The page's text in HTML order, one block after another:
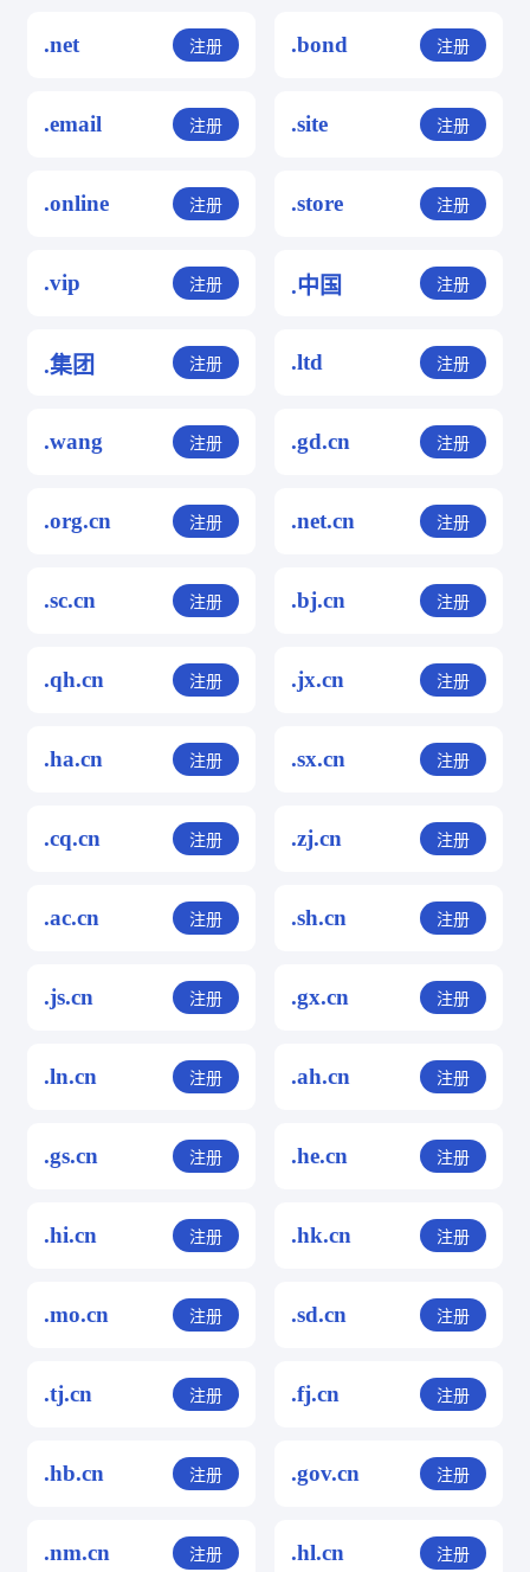
.net 注册 .bond 注册
.email 注册 .site 注册
.online 注册 .store 注册
.vip 注册 .中国 注册
.集团 注册 .ltd 注册
.wang 注册 .gd.cn 注册
.org.cn 注册 .net.cn 注册
.sc.cn 注册 .bj.cn 注册
.qh.cn 注册 .jx.cn 注册
.ha.cn 注册 .sx.cn 注册
.cq.cn 注册 .zj.cn 注册
.ac.cn 注册 .sh.cn 注册
.js.cn 注册 .gx.cn 注册
.ln.cn 注册 .ah.cn 注册
.gs.cn 注册 .he.cn 注册
.hi.cn 注册 .hk.cn 注册
.mo.cn 注册 .sd.cn 注册
.tj.cn 注册 .fj.cn 注册
.hb.cn 注册 .gov.cn 注册
.nm.cn 注册 .hl.cn 注册